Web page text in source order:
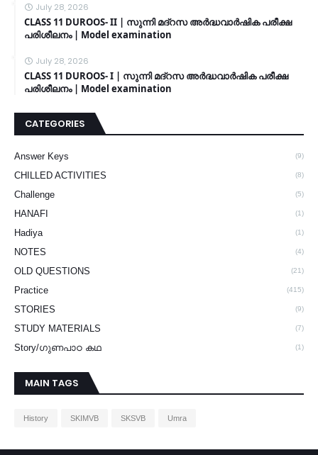
July 28, 2026
CLASS 11 DUROOS- II | സുന്നി മദ്റസ അർദ്ധവാർഷിക പരീക്ഷ
പരിശീലനം | Model examination
July 28, 2026
CLASS 11 DUROOS- I | സുന്നി മദ്റസ അർദ്ധവാർഷിക പരീക്ഷ
പരിശീലനം | Model examination
CATEGORIES
Answer Keys (9)
CHILLED ACTIVITIES (8)
Challenge (5)
HANAFI (1)
Hadiya (1)
NOTES (4)
OLD QUESTIONS (21)
Practice (415)
STORIES (9)
STUDY MATERIALS (7)
Story/ഗുണപാഠ കഥ (1)
MAIN TAGS
History SKIMVB SKSVB Umra